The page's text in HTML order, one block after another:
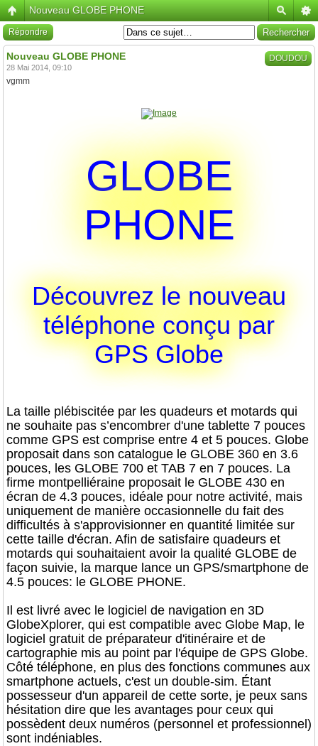
Nouveau GLOBE PHONE
Répondre
DOUDOU
Nouveau GLOBE PHONE
28 Mai 2014, 09:10
vgmm
GLOBE
PHONE
Découvrez le nouveau
téléphone conçu par
GPS Globe
La taille plébiscitée par les quadeurs et motards qui
ne souhaite pas s’encombrer d'une tablette 7 pouces
comme GPS est comprise entre 4 et 5 pouces. Globe
proposait dans son catalogue le GLOBE 360 en 3.6
pouces, les GLOBE 700 et TAB 7 en 7 pouces. La
firme montpelliéraine proposait le GLOBE 430 en
écran de 4.3 pouces, idéale pour notre activité, mais
uniquement de manière occasionnelle du fait des
difficultés à s'approvisionner en quantité limitée sur
cette taille d'écran. Afin de satisfaire quadeurs et
motards qui souhaitaient avoir la qualité GLOBE de
façon suivie, la marque lance un GPS/smartphone de
4.5 pouces: le GLOBE PHONE.
Il est livré avec le logiciel de navigation en 3D
GlobeXplorer, qui est compatible avec Globe Map, le
logiciel gratuit de préparateur d'itinéraire et de
cartographie mis au point par l'équipe de GPS Globe.
Côté téléphone, en plus des fonctions communes aux
smartphone actuels, c'est un double-sim. Étant
possesseur d'un appareil de cette sorte, je peux sans
hésitation dire que les avantages pour ceux qui
possèdent deux numéros (personnel et professionnel)
sont indéniables.